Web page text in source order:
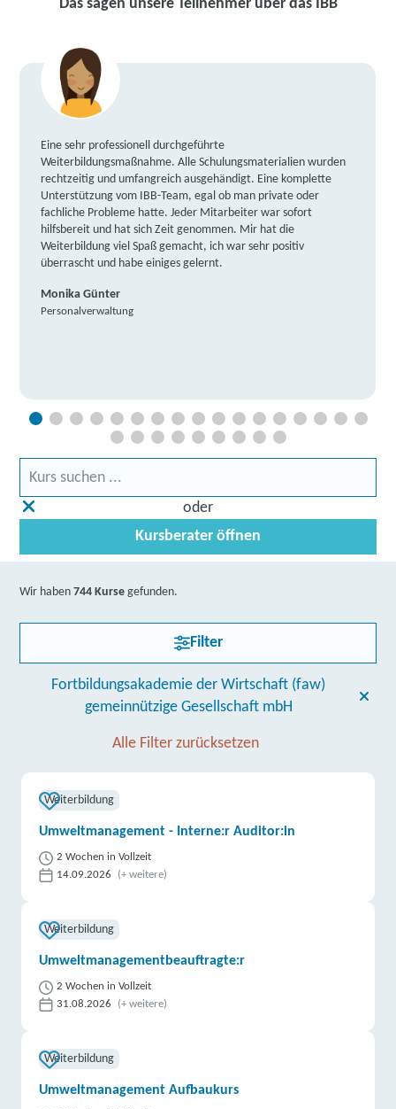
Das sagen unsere Teilnehmer über das IBB
Eine sehr professionell durchgeführte
Weiterbildungsmaßnahme. Alle Schulungsmaterialien wurden
rechtzeitig und umfangreich ausgehändigt. Eine komplette
Unterstützung vom IBB-Team, egal ob man private oder
fachliche Probleme hatte. Jeder Mitarbeiter war sofort
hilfsbereit und hat sich Zeit genommen. Mir hat die
Weiterbildung viel Spaß gemacht, ich war sehr positiv
überrascht und habe einiges gelernt.
Monika Günter
Personalverwaltung
oder
Kursberater öffnen
Wir haben744 Kurse gefunden.
Filter
Fortbildungsakademie der Wirtschaft (faw)
gemeinnützige Gesellschaft mbH
Alle Filter zurücksetzen
Weiterbildung
Umweltmanagement - Interne:r Auditor:in
2 Wochen in Vollzeit
14.09.2026
(+ weitere)
Weiterbildung
Umweltmanagementbeauftragte:r
2 Wochen in Vollzeit
31.08.2026
(+ weitere)
Weiterbildung
Umweltmanagement Aufbaukurs